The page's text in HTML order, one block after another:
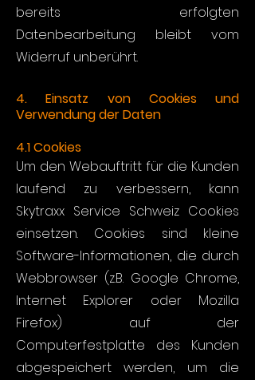
bereits erfolgten
Datenbearbeitung bleibt vom
Widerruf unberührt.
4. Einsatz von Cookies und
Verwendung der Daten
4.1 Cookies
Um den Webauftritt für die Kunden
laufend zu verbessern, kann
Skytraxx Service Schweiz Cookies
einsetzen. Cookies sind kleine
Software-Informationen, die durch
Webbrowser (z.B. Google Chrome,
Internet Explorer oder Mozilla
Firefox) auf der
Computerfestplatte des Kunden
abgespeichert werden, um die